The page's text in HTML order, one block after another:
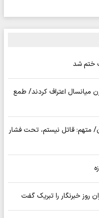
ختم شد
میانسال اعتراف کردند/ طمع
متهم: قاتل نیستم، تحت فشار
روز خبرنگار را تبریک گفت